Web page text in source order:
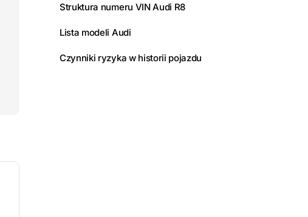
Struktura numeru VIN Audi R8
Lista modeli Audi
Czynniki ryzyka w historii pojazdu